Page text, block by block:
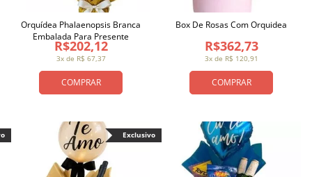
COMPRAR
3x de R$ 67,37
R$202,12
Orquídea Phalaenopsis Branca
Embalada Para Presente
COMPRAR
3x de R$ 120,91
R$362,73
Box De Rosas Com Orquidea
Exclusivo